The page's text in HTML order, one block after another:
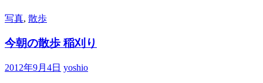
写真, 散歩
今朝の散歩 稲刈り
2012年9月4日 yoshio